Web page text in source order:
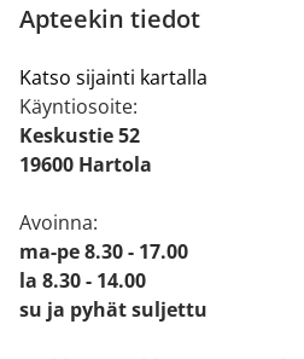
Apteekin tiedot
Katso sijainti kartalla
Käyntiosoite:
Keskustie 52
19600 Hartola
Avoinna:
ma-pe 8.30 - 17.00
la 8.30 - 14.00
su ja pyhät suljettu